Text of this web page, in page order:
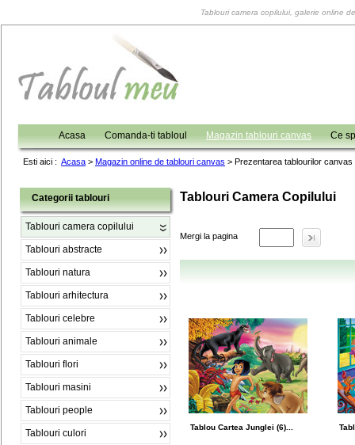
Tablouri camera copilului, galerie online
Acasa Comanda-ti tabloul Magazin tablouri canvas Ce
Esti aici : Acasa > Magazin online de tablouri canvas > Prezentarea tablourilor canvas
Categorii tablouri
Tablouri camera copilului
Tablouri abstracte
Tablouri natura
Tablouri arhitectura
Tablouri celebre
Tablouri animale
Tablouri flori
Tablouri masini
Tablouri people
Tablouri culori
Tablouri Camera Copilului
Mergi la pagina
Tablou Cartea Junglei (6)...